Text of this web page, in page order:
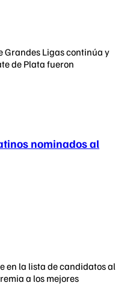
Grandes Ligas continúa y
de Plata fueron
nominados al
en la lista de candidatos al
a los mejores